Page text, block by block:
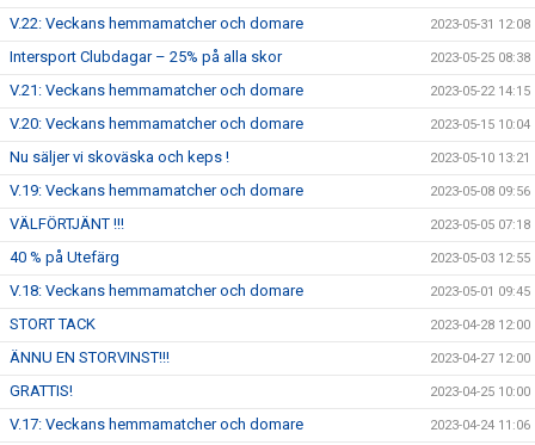
V.22: Veckans hemmamatcher och domare 2023-05-31 12:08
Intersport Clubdagar – 25% på alla skor 2023-05-25 08:38
V.21: Veckans hemmamatcher och domare 2023-05-22 14:15
V.20: Veckans hemmamatcher och domare 2023-05-15 10:04
Nu säljer vi skoväska och keps ! 2023-05-10 13:21
V.19: Veckans hemmamatcher och domare 2023-05-08 09:56
VÄLFÖRTJÄNT !!! 2023-05-05 07:18
40 % på Utefärg 2023-05-03 12:55
V.18: Veckans hemmamatcher och domare 2023-05-01 09:45
STORT TACK 2023-04-28 12:00
ÄNNU EN STORVINST!!! 2023-04-27 12:00
GRATTIS! 2023-04-25 10:00
V.17: Veckans hemmamatcher och domare 2023-04-24 11:06